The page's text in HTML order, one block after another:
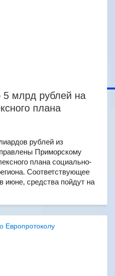
5 млрд рублей на
плана
рублей из
Приморскому
плана социально-
Соответствующее
июне, средства пойдут на